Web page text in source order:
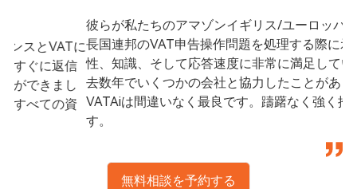
VATに
返信
まし
の資
彼らが私たちのアマゾンイギリス/ユーロッパ/アラブ
長国連邦のVAT申告操作問題を処理する際に示した専
性、知識、そして応答速度に非常に満足しています。
去数年でいくつかの会社と協力したことがありますが
VATAiは間違いなく最良です。躊躇なく強く推薦しま
無料相談を予約する